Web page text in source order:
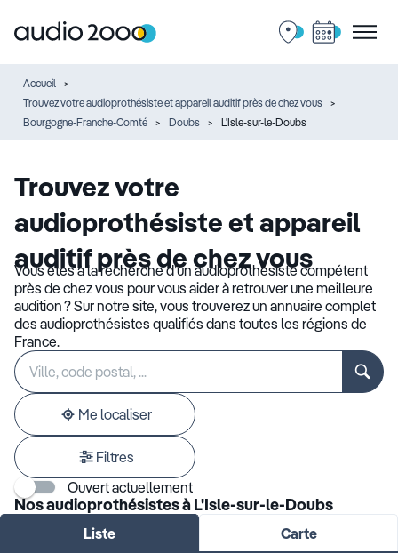
Accueil
Trouvez votre audioprothésiste et appareil auditif près de chez vous
Bourgogne-Franche-Comté
Doubs L'Isle-sur-le-Doubs
Trouvez votre
audioprothésiste et appareil
auditif près de chez vous
Vous êtes à la recherche d’un audioprothésiste compétent
près de chez vous pour vous aider à retrouver une meilleure
audition ? Sur notre site, vous trouverez un annuaire complet
des audioprothésistes qualifiés dans toutes les régions de
France.
Rechercher
établissement
Veuillez
renseigner
une
adresse
Me localiser
Filtres
Ouvert actuellement
Nos audioprothésistes à L'Isle-sur-le-Doubs
Liste Carte